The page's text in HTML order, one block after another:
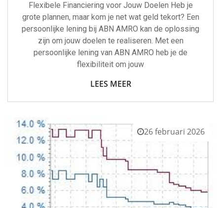
Flexibele Financiering voor Jouw Doelen Heb je
grote plannen, maar kom je net wat geld tekort? Een
persoonlijke lening bij ABN AMRO kan de oplossing
zijn om jouw doelen te realiseren. Met een
persoonlijke lening van ABN AMRO heb je de
flexibiliteit om jouw
LEES MEER
26 februari 2026